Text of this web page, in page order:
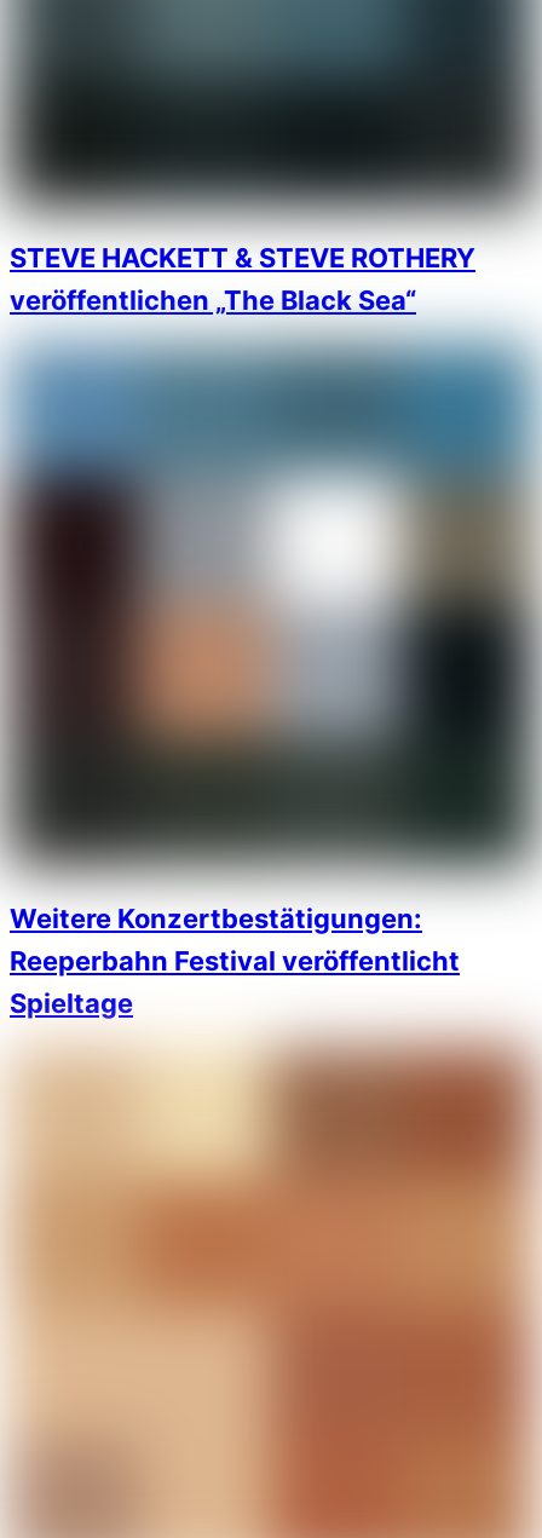
STEVE HACKETT & STEVE ROTHERY
veröffentlichen „The Black Sea“
Weitere Konzertbestätigungen:
Reeperbahn Festival veröffentlicht
Spieltage